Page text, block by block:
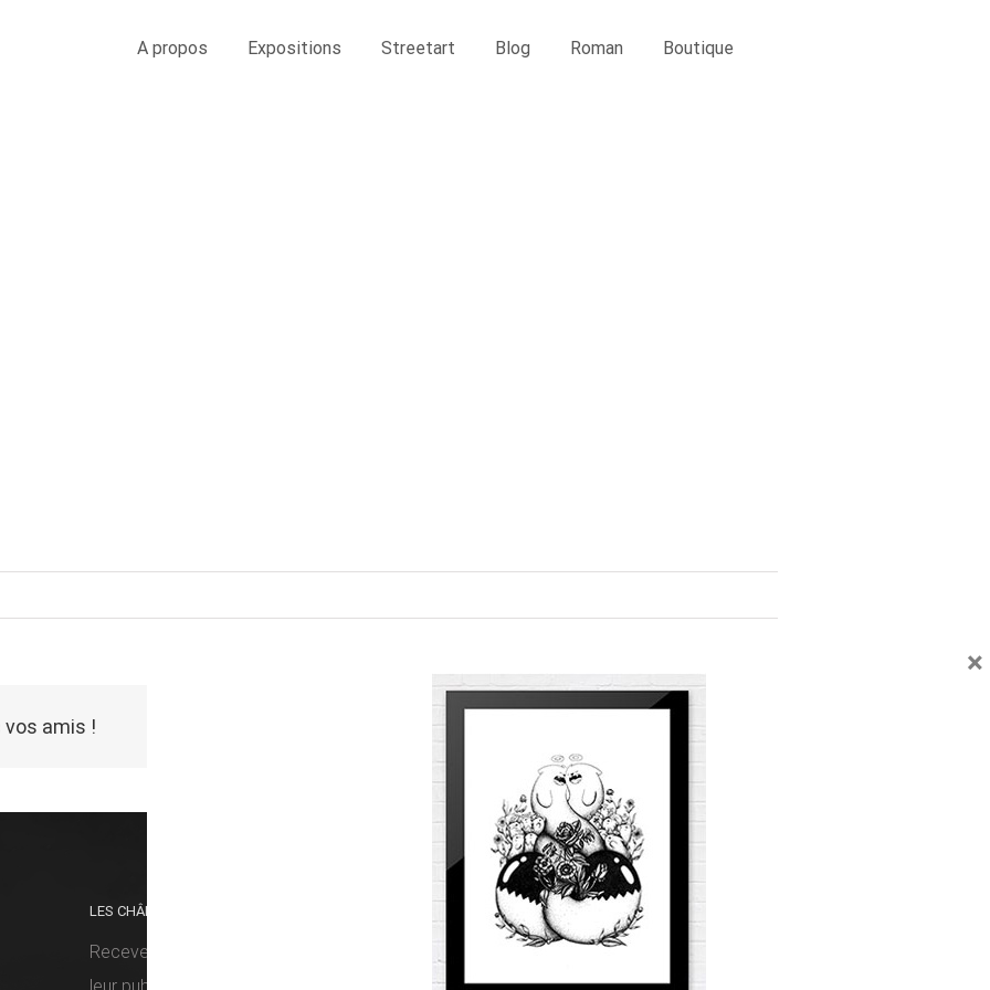
A propos Expositions Streetart Blog Roman Boutique
vos amis ! Facebook
LES CHÂMES VOUS FONT DU BIEN ?
Recevez nos prochaines histoires dès
RETROUVEZ-NOUS SUR LES RÉSEAUX
×